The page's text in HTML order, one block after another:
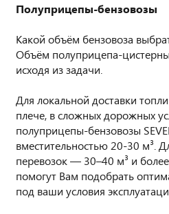
Полуприцепы-бензовозы
Какой объём бензовоза
Объём полуприцепа-
исходя из задачи.
Для локальной доставки
плече, в сложных дорожных
полуприцепы-бензовозы
вместительностью 20-30 м³.
перевозок — 30–40 м³ и
помогут Вам подобрать
под ваши условия